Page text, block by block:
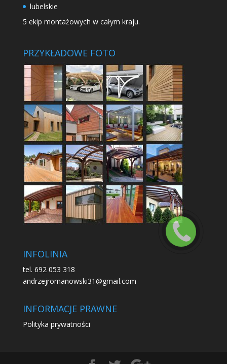
lubelskie
5 ekip montażowych w całym kraju.
PRZYKŁADOWE FOTO
INFOLINIA
tel. 692 053 318
andrzejromanowski31@gmail.com
INFORMACJE PRAWNE
Polityka prywatności